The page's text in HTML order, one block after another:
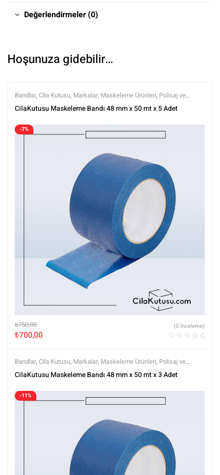
Değerlendirmeler (0)
Hoşunuza gidebilir…
Bandlar, Cila Kutusu, Markalar, Maskeleme Ürünleri, Polisaj ve
Parlatma,Tüm Ürünler,Tüm Ürünler
CilaKutusu Maskeleme Bandı 48 mm x 50 mt x 5 Adet
-7%
₺750,00
₺700,00
(0 İnceleme)
Bandlar, Cila Kutusu, Markalar, Maskeleme Ürünleri, Polisaj ve
Parlatma,Tüm Ürünler,Tüm Ürünler
CilaKutusu Maskeleme Bandı 48 mm x 50 mt x 3 Adet
-11%